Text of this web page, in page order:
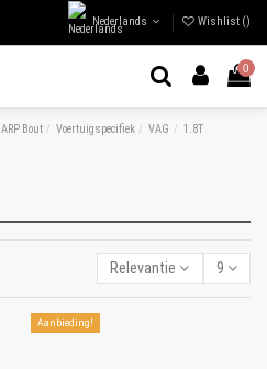
Nederlands Wishlist ()
0
ARP Bout Voertuigspecifiek VAG
1.8T
Relevantie 9
Aanbieding!